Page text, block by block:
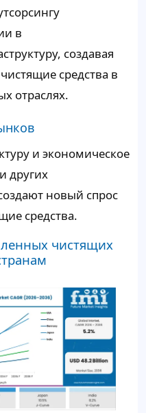
в
создавая
средства в
отраслях.
и экономическое
других
новый спрос
средства.
чистящих